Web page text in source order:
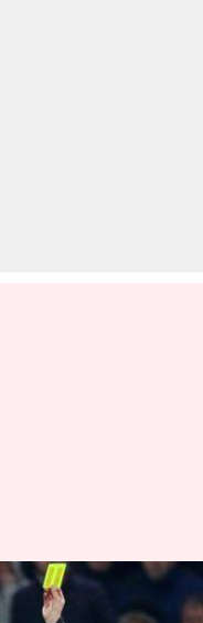
को बदला या